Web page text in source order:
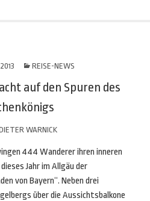
REISE-NEWS
auf den Spuren des
WARNICK
444 Wanderer ihren inneren
Jahr im Allgäu der
von Bayern“. Neben drei
über die Aussichtsbalkone